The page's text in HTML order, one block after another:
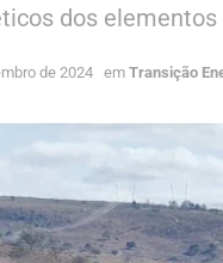
dos
de 2024 em Transição